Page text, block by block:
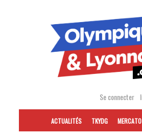
Se connecter
ACTUALITÉS TKYDG MERCATO